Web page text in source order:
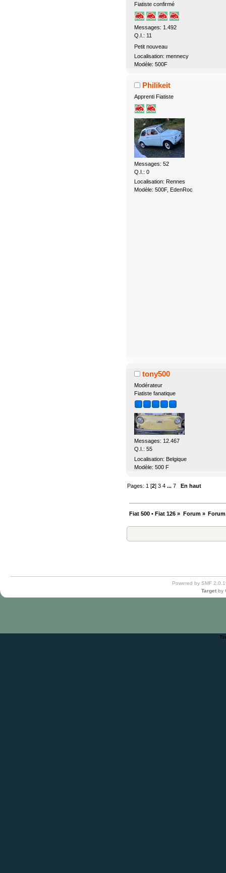
Fiatiste confirmé
Messages: 1.492
Q.I.: 11
Petit nouveau
Localisation: mennecy
Modèle: 500F
Philikeit
Apprenti Fiatiste
Messages: 52
Q.I.: 0
Localisation: Rennes
Modèle: 500F, EdenRoc
tony500
Modérateur
Fiatiste fanatique
Messages: 12.467
Q.I.: 55
Localisation: Belgique
Modèle: 500 F
Pages: 1 [2]3 4 ...7 En haut
Fiat 500 • Fiat 126 » Forum»
Powered by SMF
Target by